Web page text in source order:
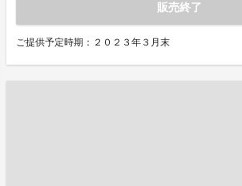
販売終了
ご提供予定時期：２０２３年３月末